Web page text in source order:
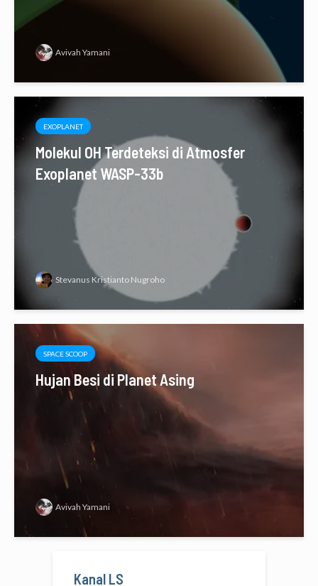
Avivah Yamani
EXOPLANET
Molekul OH Terdeteksi di Atmosfer
Exoplanet WASP-33b
Stevanus Kristianto Nugroho
SPACE SCOOP
Hujan Besi di Planet Asing
Avivah Yamani
Kanal LS